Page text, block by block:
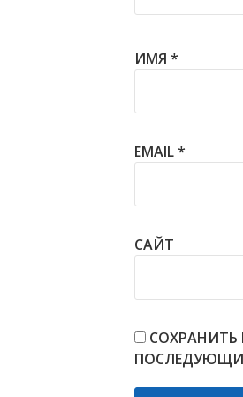
ИМЯ *
EMAIL*
САЙТ
СОХРАНИТЬ